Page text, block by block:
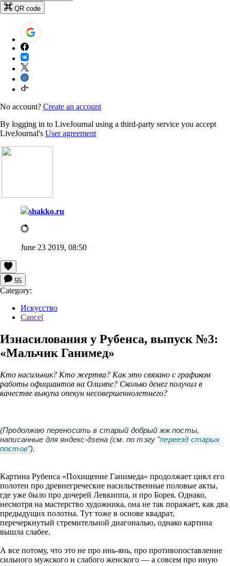
QR code
No account? Create an account
By logging in to LiveJournal using a third-party service you accept
LiveJournal's User agreement
shakko.ru
June 23 2019, 08:50
55
Category:
Искусство
Cancel
Изнасилования у Рубенса, выпуск №3:
«Мальчик Ганимед»
Кто насильник? Кто жертва? Как это связано с графиком
работы официантов на Олимпе? Сколько денег получил в
качестве выкупа опекун несовершеннолетнего?
(Продолжаю переносить в старый добрый жж посты,
написанные для яндекс-дзена (см. по тэгу "переезд старых
постов").
Картина Рубенса «Похищение Ганимеда» продолжает цикл его
полотен про древнегреческие насильственные половые акты,
где уже было про дочерей Левкиппа, и про Борея. Однако,
несмотря на мастерство художника, она не так поражает, как два
предыдущих полотна. Тут тоже в основе квадрат,
перечеркнутый стремительной диагональю, однако картина
вышла слабее.
А все потому, что это не про инь-янь, про противопоставление
сильного мужского и слабого женского — а совсем про иную